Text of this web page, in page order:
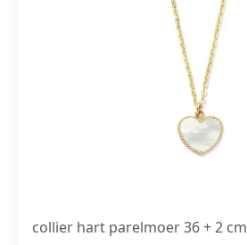
collier hart parelmoer 36 + 2 cm